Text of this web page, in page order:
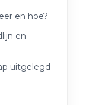
en hoe?
en
uitgelegd